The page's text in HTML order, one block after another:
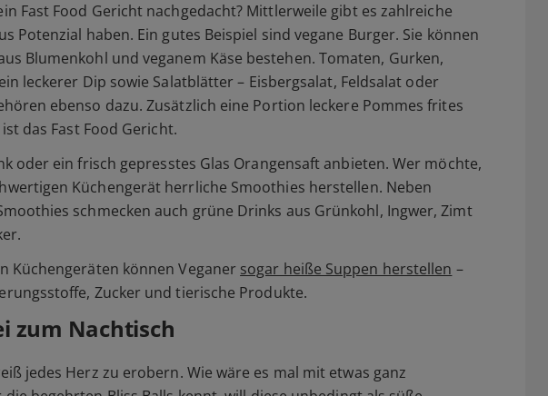
Fast Food Gericht nachgedacht? Mittlerweile gibt es zahlreiche
Potenzial haben. Ein gutes Beispiel sind vegane Burger. Sie können
Blumenkohl und veganem Käse bestehen. Tomaten, Gurken,
leckerer Dip sowie Salatblätter – Eisbergsalat, Feldsalat oder
ebenso dazu. Zusätzlich eine Portion leckere Pommes frites
das Fast Food Gericht.
oder ein frisch gepresstes Glas Orangensaft anbieten. Wer möchte,
Küchengerät herrliche Smoothies herstellen. Neben
schmecken auch grüne Drinks aus Grünkohl, Ingwer, Zimt
Küchengeräten können Veganer sogar heiße Suppen herstellen –
Zucker und tierische Produkte.
zum Nachtisch
jedes Herz zu erobern. Wie wäre es mal mit etwas ganz